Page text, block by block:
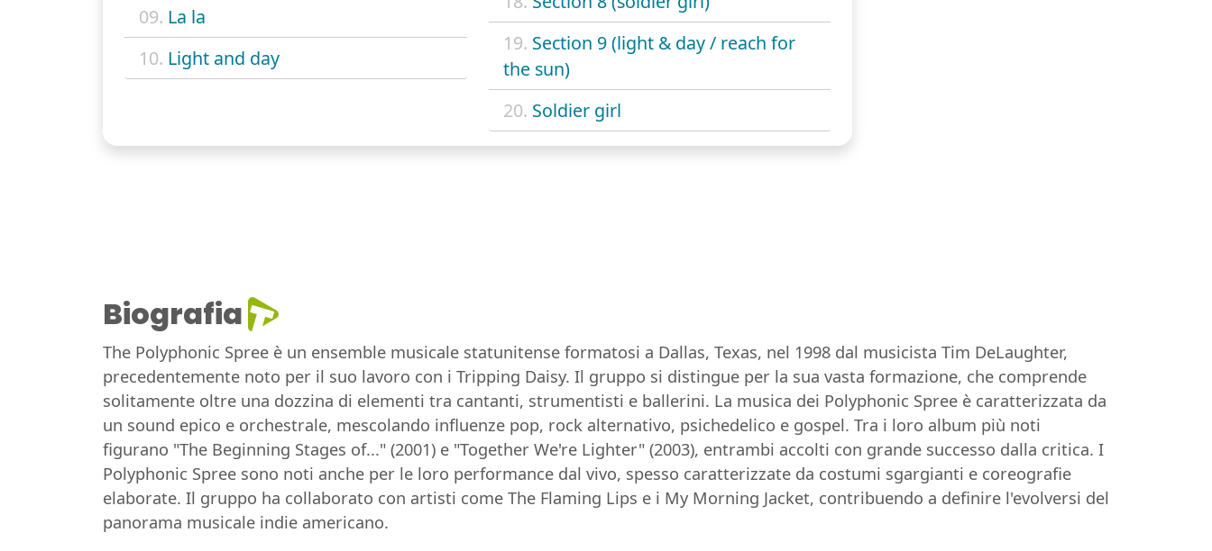
09. La la
10. Light and day
19. Section 9 (light & day / reach for
the sun)
20. Soldier girl
Biografia
The Polyphonic Spree è un ensemble musicale statunitense formatosi a Dallas, Texas, nel 1998 dal musicista Tim DeLaughter,
precedentemente noto per il suo lavoro con i Tripping Daisy. Il gruppo si distingue per la sua vasta formazione, che comprende
solitamente oltre una dozzina di elementi tra cantanti, strumentisti e ballerini. La musica dei Polyphonic Spree è caratterizzata da
un sound epico e orchestrale, mescolando influenze pop, rock alternativo, psichedelico e gospel. Tra i loro album più noti
figurano "The Beginning Stages of..." (2001) e "Together We're Lighter" (2003), entrambi accolti con grande successo dalla critica. I
Polyphonic Spree sono noti anche per le loro performance dal vivo, spesso caratterizzate da costumi sgargianti e coreografie
elaborate. Il gruppo ha collaborato con artisti come The Flaming Lips e i My Morning Jacket, contribuendo a definire l'evolversi del
panorama musicale indie americano.